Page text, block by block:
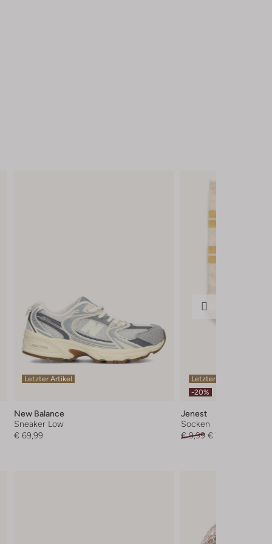
Letzter Artikel
New Balance
Sneaker Low
€ 69,99
Letzter Artikel
-20%
Jenest
Socken
€ 9,99 € 7,99